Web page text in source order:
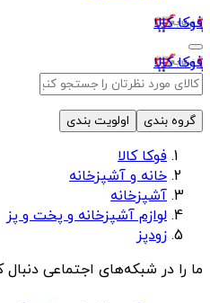
فوکا کالا
فوکا کالا
گروه بندی اولویت بندی
فوکا کالا
خانه و آشپزخانه
آشپزخانه
لوازم آشپزخانه و پخت و پز
زودپز
ما را در شبکه‌های اجتماعی دنبال